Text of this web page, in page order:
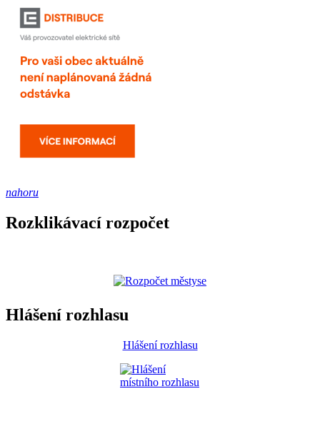
nahoru
Rozklikávací rozpočet
Hlášení rozhlasu
Hlášení rozhlasu